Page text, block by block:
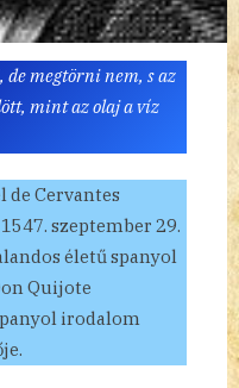
de megtörni nem, s az
mint az olaj a víz
de Cervantes
szeptember 29.
életű spanyol
Quijote
irodalom